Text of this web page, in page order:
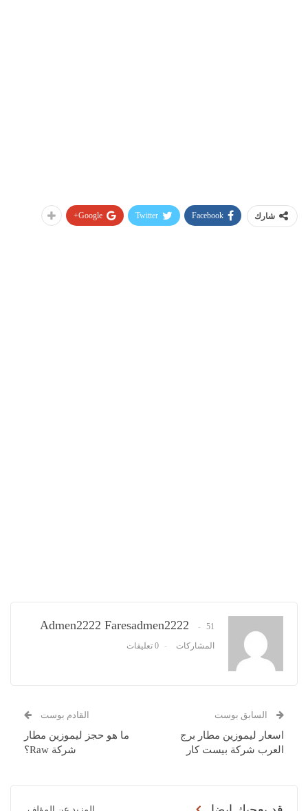
شارك Facebook
Twitter
Google+
Admen2222 Faresadmen2222
51
المشاركات
0 تعليقات
السابق بوست
اسعار ليموزين مطار برج
العرب شركة بيست كار
القادم بوست
ما هو حجز ليموزين مطار
شركة Raw؟